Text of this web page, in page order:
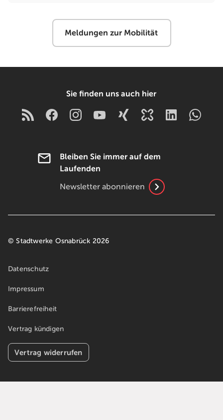
Meldungen zur Mobilität
Sie finden uns auch hier
Bleiben Sie immer auf dem
Laufenden
Newsletter abonnieren
© Stadtwerke Osnabrück 2026
Datenschutz
Impressum
Barrierefreiheit
Vertrag kündigen
Vertrag widerrufen